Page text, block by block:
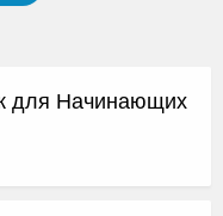
для Начинающих